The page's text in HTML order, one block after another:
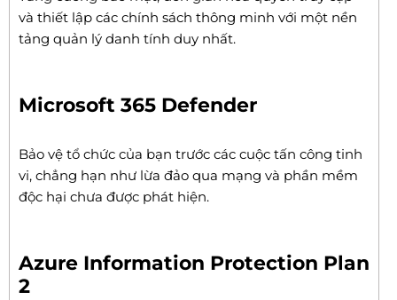
và thiết lập các chính sách thông minh với một nền
tảng quản lý danh tính duy nhất.
Microsoft 365 Defender
Bảo vệ tổ chức của bạn trước các cuộc tấn công tinh
vi, chẳng hạn như lừa đảo qua mạng và phần mềm
độc hại chưa được phát hiện.
Azure Information Protection Plan
2